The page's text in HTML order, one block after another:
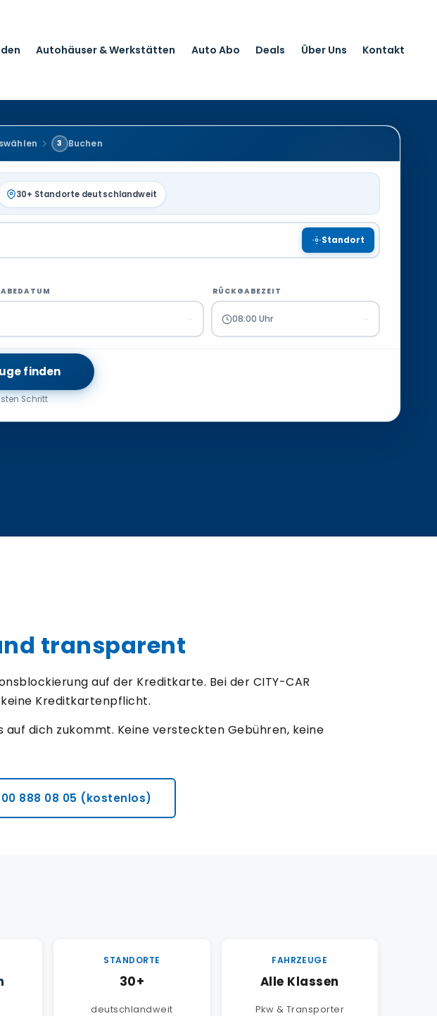
Autohäuser & Werkstätten Auto Abo Deals Über Uns Kontakt
3 Buchen
30+ Standorte deutschlandweit
Standort
RÜCKGABEZEIT
08:00 Uhr
finden
Schritt
transparent
auf der Kreditkarte. Bei der CITY-CAR
Kreditkartenpflicht.
dich zukommt. Keine versteckten Gebühren, keine
888 08 05 (kostenlos)
STANDORTE
30+
deutschlandweit
FAHRZEUGE
Alle Klassen
Pkw & Transporter